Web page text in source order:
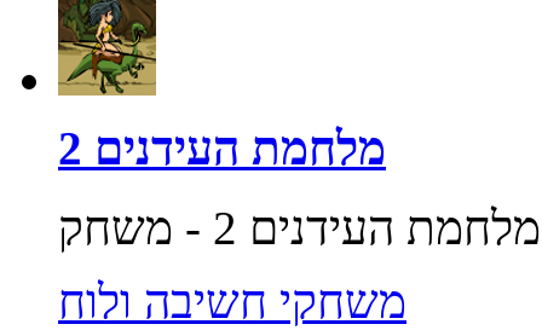
מלחמת העידנים 2
משחקי חשיבה ולוח